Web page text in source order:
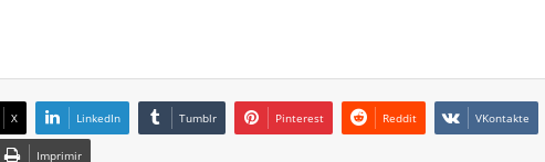
X LinkedIn Tumblr Pinterest Reddit VKontakte
Imprimir